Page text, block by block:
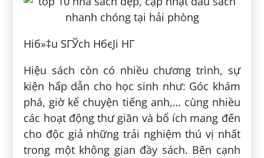
Hiб»‡u SГЎch HбєЈi HГ
Hiệu sách còn có nhiều chương trình, sự
kiện hấp dẫn cho học sinh như: Góc khám
phá, giờ kể chuyện tiếng anh,… cùng nhiều
các hoạt động thư giãn và bổ ích mang đến
cho độc giả những trải nghiệm thú vị nhất
trong một không gian đầy sách. Bên cạnh